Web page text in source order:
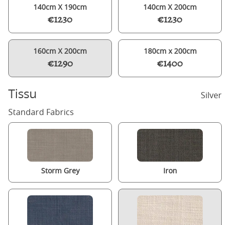
140cm X 190cm
€1230
140cm X 200cm
€1230
160cm X 200cm
€1290
180cm x 200cm
€1400
Tissu
Silver
Standard Fabrics
Storm Grey Iron